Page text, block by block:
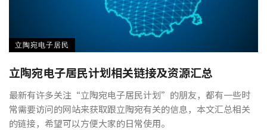
立陶宛电子居民
立陶宛电子居民计划相关链接及资源汇总
最新有许多关注“立陶宛电子居民计划”的朋友，都有一些时
常需要访问的网站来获取跟立陶宛有关的信息，本文汇总相关
的链接，希望可以方便大家的日常使用。